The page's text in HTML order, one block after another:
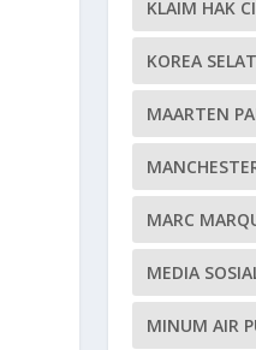
KLAIM HAK
KOREA
MAARTEN
MARC
MEDIA
MINUM AIR